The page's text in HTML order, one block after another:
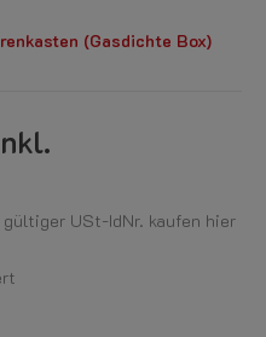
(Gasdichte Box)
USt-IdNr. kaufen hier